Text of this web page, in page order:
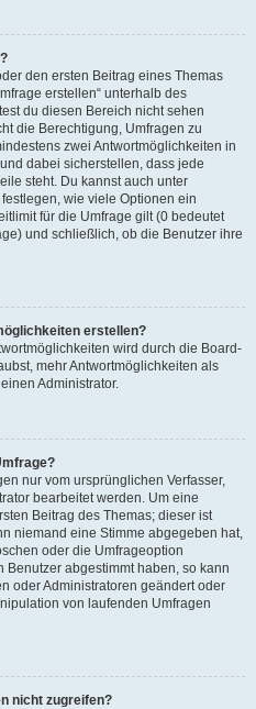
den ersten Beitrag eines Themas
erstellen“ unterhalb des
du diesen Bereich nicht sehen
die Berechtigung, Umfragen zu
zwei Antwortmöglichkeiten in
dabei sicherstellen, dass jede
steht. Du kannst auch unter
wie viele Optionen ein
für die Umfrage gilt (0 bedeutet
und schließlich, ob die Benutzer ihre
erstellen?
wird durch die Board-
mehr Antwortmöglichkeiten als
Administrator.
nur vom ursprünglichen Verfasser,
bearbeitet werden. Um eine
Beitrag des Themas; dieser ist
niemand eine Stimme abgegeben hat,
oder die Umfrageoption
abgestimmt haben, so kann
oder Administratoren geändert oder
von laufenden Umfragen
nicht zugreifen?